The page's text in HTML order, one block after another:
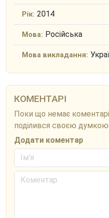
Рік: 2014
Мова: Російська
Мова викладання:
КОМЕНТАРІ
Поки що немає
поділився своєю
Додати коментар